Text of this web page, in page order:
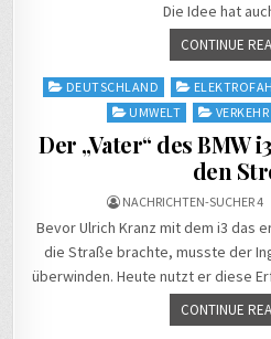
Die Idee hat
CONTINUE
PostedDEUTSCHLAND
UMWELT
VERKEHR
Der „Vater“ des BMW
den
NACHRICHTEN-SUCHER 4
Bevor Ulrich Kranz mit dem i3 das
die Straße brachte, musste der
überwinden. Heute nutzt er diese
CONTINUE